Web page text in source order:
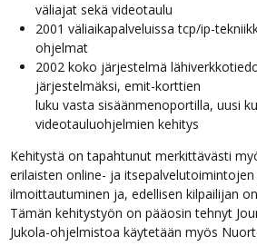
väliajat sekä videotaulu
2001 väliaikapalveluissa tcp/ip-
ohjelmat
2002 koko järjestelmä
järjestelmäksi, emit-korttien
luku vasta sisäänmenoportilla, uusi
videotauluohjelmien kehitys
Kehitystä on tapahtunut merkittävästi
erilaisten online- ja
ilmoittautuminen ja, edellisen kilpailijan
Tämän kehitystyön on pääosin tehnyt
Jukola-ohjelmistoa käytetään myös